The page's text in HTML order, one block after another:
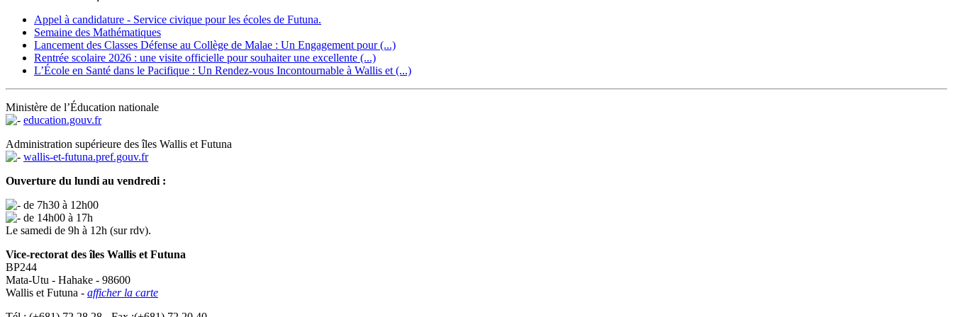
Appel à candidature - Service civique pour les écoles de Futuna.
Semaine des Mathématiques
Lancement des Classes Défense au Collège de Malae : Un Engagement pour (...)
Rentrée scolaire 2026 : une visite officielle pour souhaiter une excellente (...)
L’École en Santé dans le Pacifique : Un Rendez-vous Incontournable à Wallis et (...)
Ministère de l’Éducation nationale
education.gouv.fr
Administration supérieure des îles Wallis et Futuna
wallis-et-futuna.pref.gouv.fr
Ouverture du lundi au vendredi :
de 7h30 à 12h00
de 14h00 à 17h
Le samedi de 9h à 12h (sur rdv).
Vice-rectorat des îles Wallis et Futuna
BP244
Mata-Utu - Hahake - 98600
Wallis et Futuna - afficher la carte